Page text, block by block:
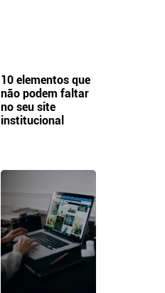
10 elementos que
não podem faltar
no seu site
institucional